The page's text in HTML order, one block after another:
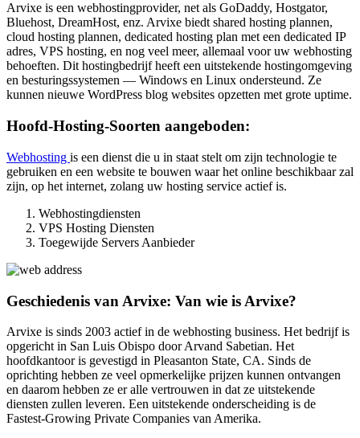
Arvixe is een webhostingprovider, net als GoDaddy, Hostgator,
Bluehost, DreamHost, enz. Arvixe biedt shared hosting plannen,
cloud hosting plannen, dedicated hosting plan met een dedicated IP
adres, VPS hosting, en nog veel meer, allemaal voor uw webhosting
behoeften. Dit hostingbedrijf heeft een uitstekende hostingomgeving
en besturingssystemen — Windows en Linux ondersteund. Ze
kunnen nieuwe WordPress blog websites opzetten met grote uptime.
Hoofd-Hosting-Soorten aangeboden:
Webhosting is een dienst die u in staat stelt om zijn technologie te
gebruiken en een website te bouwen waar het online beschikbaar zal
zijn, op het internet, zolang uw hosting service actief is.
Webhostingdiensten
VPS Hosting Diensten
Toegewijde Servers Aanbieder
Geschiedenis van Arvixe: Van wie is Arvixe?
Arvixe is sinds 2003 actief in de webhosting business. Het bedrijf is
opgericht in San Luis Obispo door Arvand Sabetian. Het
hoofdkantoor is gevestigd in Pleasanton State, CA. Sinds de
oprichting hebben ze veel opmerkelijke prijzen kunnen ontvangen
en daarom hebben ze er alle vertrouwen in dat ze uitstekende
diensten zullen leveren. Een uitstekende onderscheiding is de
Fastest-Growing Private Companies van Amerika.